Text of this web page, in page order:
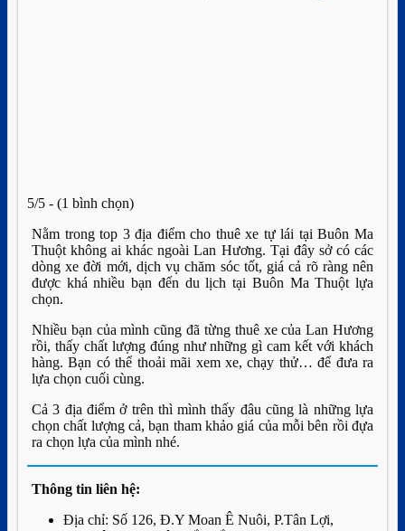
5/5 - (1 bình chọn)
Nằm trong top 3 địa điểm cho thuê xe tự lái tại Buôn Ma
Thuột không ai khác ngoài Lan Hương. Tại đây sở có các
dòng xe đời mới, dịch vụ chăm sóc tốt, giá cả rõ ràng nên
được khá nhiều bạn đến du lịch tại Buôn Ma Thuột lựa
chọn.
Nhiều bạn của mình cũng đã từng thuê xe của Lan Hương
rồi, thấy chất lượng đúng như những gì cam kết với khách
hàng. Bạn có thể thoải mãi xem xe, chạy thử… để đưa ra
lựa chọn cuối cùng.
Cả 3 địa điểm ở trên thì mình thấy đâu cũng là những lựa
chọn chất lượng cả, bạn tham khảo giá của mỗi bên rồi đựa
ra chọn lựa của mình nhé.
Thông tin liên hệ:
Địa chỉ: Số 126, Đ.Y Moan Ê Nuôi, P.Tân Lợi,